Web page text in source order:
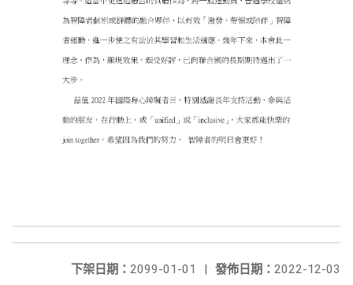
發佈日期： 2022-12-03
下架日期： 2099-01-01
|